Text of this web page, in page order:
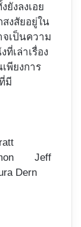
ยังลงเอย
งสัยอยู่ใน
เป็นความ
เล่าเรื่อง
พียงการ
มี
Jeff
Dern